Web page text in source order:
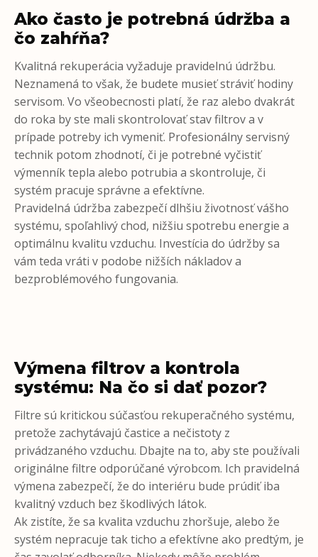
Ako často je potrebná údržba a
čo zahŕňa?
Kvalitná rekuperácia vyžaduje pravidelnú údržbu.
Neznamená to však, že budete musieť stráviť hodiny
servisom. Vo všeobecnosti platí, že raz alebo dvakrát
do roka by ste mali skontrolovať stav filtrov a v
prípade potreby ich vymeniť. Profesionálny servisný
technik potom zhodnotí, či je potrebné vyčistiť
výmenník tepla alebo potrubia a skontroluje, či
systém pracuje správne a efektívne.
Pravidelná údržba zabezpečí dlhšiu životnosť vášho
systému, spoľahlivý chod, nižšiu spotrebu energie a
optimálnu kvalitu vzduchu. Investícia do údržby sa
vám teda vráti v podobe nižších nákladov a
bezproblémového fungovania.
Výmena filtrov a kontrola
systému: Na čo si dať pozor?
Filtre sú kritickou súčasťou rekuperačného systému,
pretože zachytávajú častice a nečistoty z
privádzaného vzduchu. Dbajte na to, aby ste používali
originálne filtre odporúčané výrobcom. Ich pravidelná
výmena zabezpečí, že do interiéru bude prúdiť iba
kvalitný vzduch bez škodlivých látok.
Ak zistíte, že sa kvalita vzduchu zhoršuje, alebo že
systém nepracuje tak ticho a efektívne ako predtým, je